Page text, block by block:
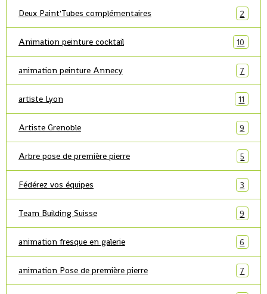
Deux Paint'Tubes complémentaires 2
Animation peinture cocktail 10
animation peinture Annecy 7
artiste Lyon 11
Artiste Grenoble 9
Arbre pose de première pierre 5
Fédérez vos équipes 3
Team Building Suisse 9
animation fresque en galerie 6
animation Pose de première pierre 7